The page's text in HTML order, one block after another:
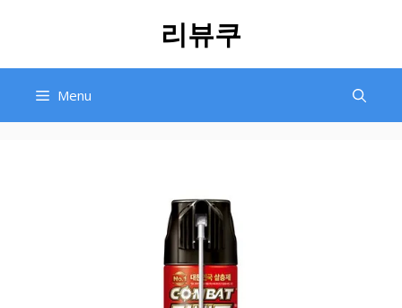
리뷰쿠
Menu